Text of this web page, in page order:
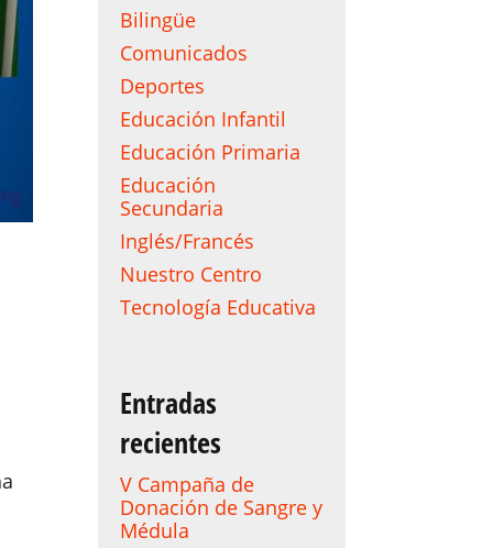
Bilingüe
Comunicados
Deportes
Educación Infantil
Educación Primaria
Educación
Secundaria
Inglés/Francés
Nuestro Centro
Tecnología Educativa
Entradas
recientes
V Campaña de
Donación de Sangre y
Médula